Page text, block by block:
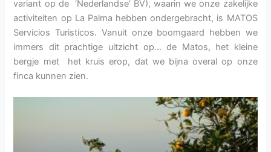
variant op de ‘Nederlandse’ BV), waarin we onze zakelijke
activiteiten op La Palma hebben ondergebracht, is MATOS
Servicios Turisticos. Vanuit onze boomgaard hebben we
immers dit prachtige uitzicht op… de Matos, het kleine
bergje met het kruis erop, dat we bijna overal op onze
finca kunnen zien.